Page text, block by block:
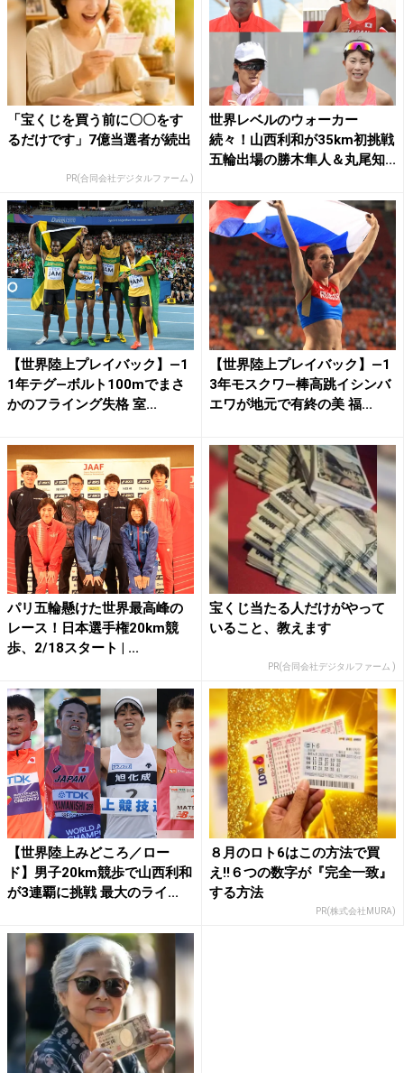
「宝くじを買う前に〇〇をす
るだけです」7億当選者が続出
PR(合同会社デジタルファーム )
世界レベルのウォーカー
続々！山西利和が35km初挑戦
五輪出場の勝木隼人＆丸尾知...
【世界陸上プレイバック】―1
1年テグ―ボルト100mでまさ
かのフライング失格 室...
【世界陸上プレイバック】―1
3年モスクワ―棒高跳イシンバ
エワが地元で有終の美 福...
パリ五輪懸けた世界最高峰の
レース！日本選手権20km競
歩、2/18スタート | ...
宝くじ当たる人だけがやって
いること、教えます
PR(合同会社デジタルファーム )
【世界陸上みどころ／ロー
ド】男子20km競歩で山西利和
が3連覇に挑戦 最大のライ...
８月のロト6はこの方法で買
え!!６つの数字が『完全一致』
する方法
PR(株式会社MURA)